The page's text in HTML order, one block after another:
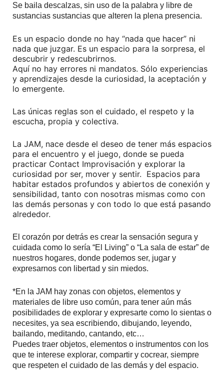
Se baila descalzas, sin uso de la palabra y libre de
sustancias sustancias que alteren la plena presencia.
Es un espacio donde no hay “nada que hacer” ni
nada que juzgar. Es un espacio para la sorpresa, el
descubrir y redescubrirnos.
Aquí no hay errores ni mandatos. Sólo experiencias
y aprendizajes desde la curiosidad, la aceptación y
lo emergente.
Las únicas reglas son el cuidado, el respeto y la
escucha, propia y colectiva.
La JAM, nace desde el deseo de tener más espacios
para el encuentro y el juego, donde se pueda
practicar Contact Improvisación y explorar la
curiosidad por ser, mover y sentir. Espacios para
habitar estados profundos y abiertos de conexión y
sensibilidad, tanto con nosotras mismas como con
las demás personas y con todo lo que está pasando
alrededor.
El corazón por detrás es crear la sensación segura y
cuidada como lo sería “El Living” o “La sala de estar” de
nuestros hogares, donde podemos ser, jugar y
expresarnos con libertad y sin miedos.
*En la JAM hay zonas con objetos, elementos y
materiales de libre uso común, para tener aún más
posibilidades de explorar y expresarte como lo sientas o
necesites, ya sea escribiendo, dibujando, leyendo,
bailando, meditando, cantando, etc…
Puedes traer objetos, elementos o instrumentos con los
que te interese explorar, compartir y cocrear, siempre
que respeten el cuidado de las demás y del espacio.